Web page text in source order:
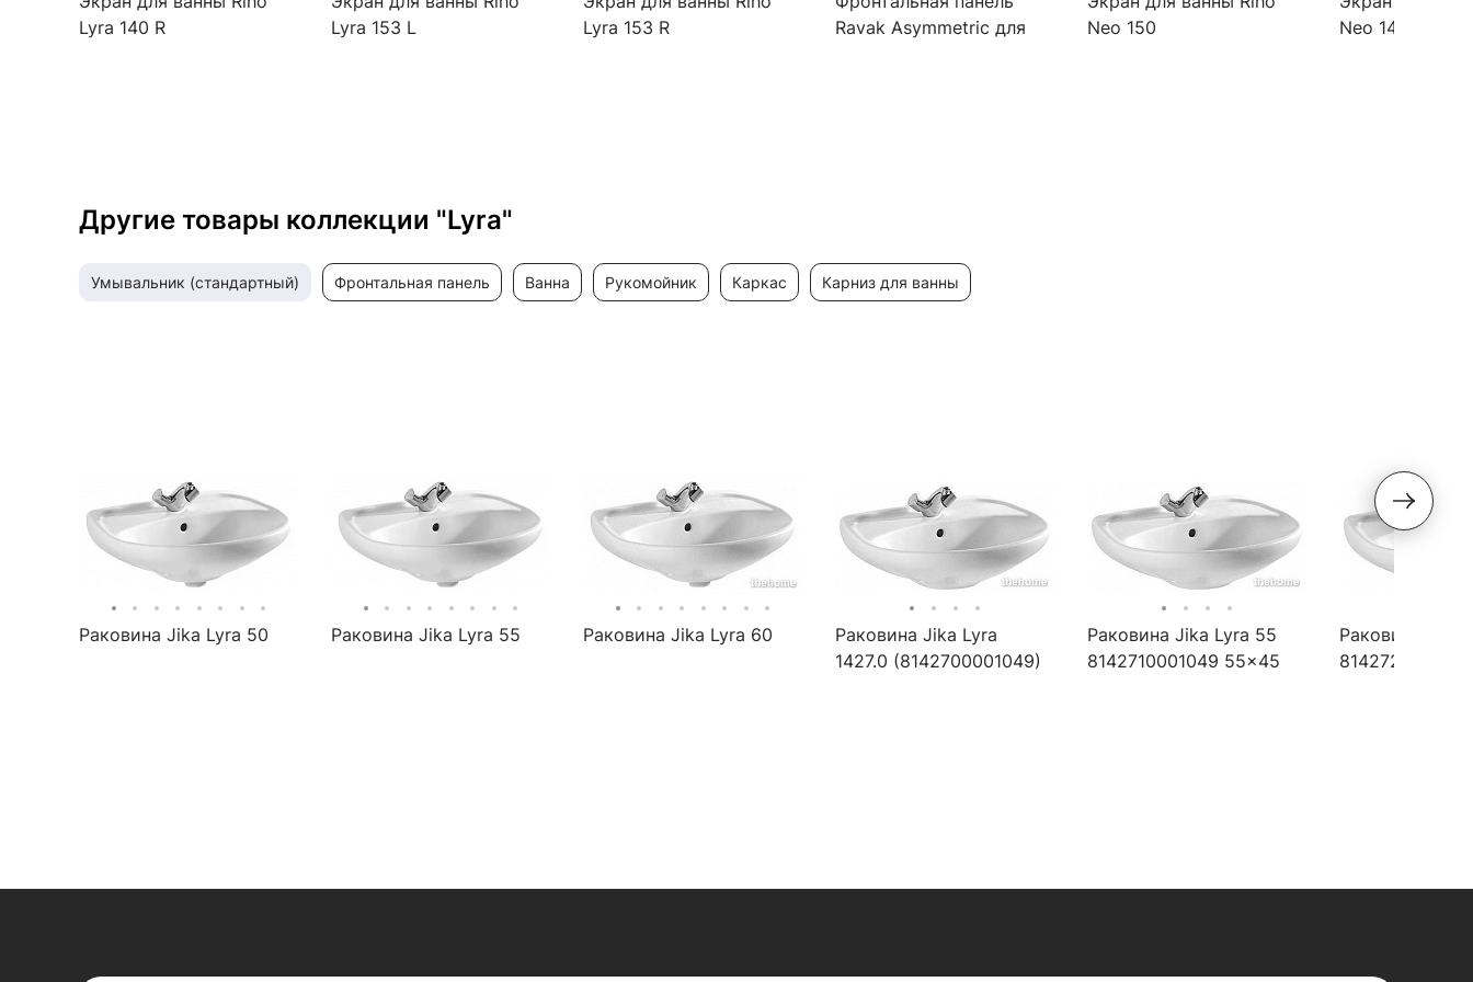
Lyra 140 R
Lyra 153 L
Lyra 153 R
Ravak Asymmetric для
Neo 150
Neo 140
Другие товары коллекции "Lyra"
умывальник (стандартный) фронтальная панель ванна рукомойник каркас карниз для ванны
Раковина Jika Lyra 50 Раковина Jika Lyra 55 Раковина Jika Lyra 60
Раковина Jika Lyra
1427.0 (8142700001049)
Раковина Jika Lyra 55
8142710001049 55x45
Раковина Jika